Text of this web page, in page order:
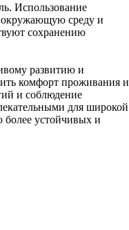
Использование
окружающую среду и
сохранению
развитию и
комфорт проживания и
и соблюдение
для широкой
более устойчивых и